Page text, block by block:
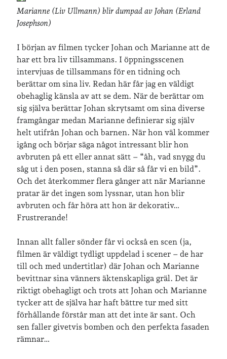
Senaste kommentarer
KarinomVålådalsfyrkanten 2024
Fredrik Dom Läste i Språktidningen om SÖ-stilen…
AndrewomSöder runt 2023
Mandalorian, vandring och sommarväder – Helenas dagarom
Vandring mellan Ösmo och Segersäng i sommarväder
Arkiv
Just nu läser jag
Marianne (Liv Ullmann) blir dumpad av Johan (Erland
Josephson)
I början av filmen tycker Johan och Marianne att de
har ett bra liv tillsammans. I öppningsscenen
intervjuas de tillsammans för en tidning och
berättar om sina liv. Redan här får jag en väldigt
obehaglig känsla av att se dem. När de berättar om
sig själva berättar Johan skrytsamt om sina diverse
framgångar medan Marianne definierar sig själv
helt utifrån Johan och barnen. När hon väl kommer
igång och börjar säga något intressant blir hon
avbruten på ett eller annat sätt – “åh, vad snygg du
såg ut i den posen, stanna så där så får vi en bild”.
Och det återkommer flera gånger att när Marianne
pratar är det ingen som lyssnar, utan hon blir
avbruten och får höra att hon är dekorativ…
Frustrerande!
Innan allt faller sönder får vi också en scen (ja,
filmen är väldigt tydligt uppdelad i scener – de har
till och med undertitlar) där Johan och Marianne
bevittnar sina vänners äktenskapliga gräl. Det är
riktigt obehagligt och trots att Johan och Marianne
tycker att de själva har haft bättre tur med sitt
förhållande förstår man att det inte är sant. Och
sen faller givetvis bomben och den perfekta fasaden
rämnar…